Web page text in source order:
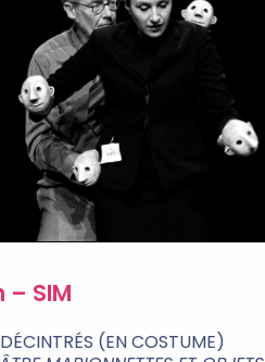
– SIM
DÉCINTRÉS (EN COSTUME)